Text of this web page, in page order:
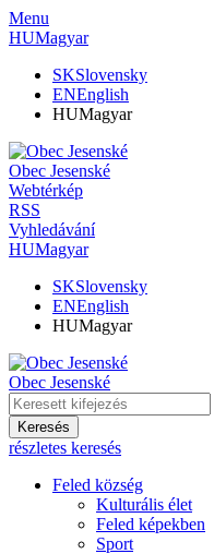
Menu
HUMagyar
SKSlovensky
ENEnglish
HUMagyar
Obec Jesenské
Webtérkép
RSS
Vyhledávání
HUMagyar
SKSlovensky
ENEnglish
HUMagyar
Obec Jesenské
Keresés
részletes keresés
Feled község
Kulturális élet
Feled képekben
Sport